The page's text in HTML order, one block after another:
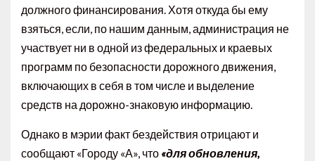
должного финансирования. Хотя откуда бы ему
взяться, если, по нашим данным, администрация не
участвует ни в одной из федеральных и краевых
программ по безопасности дорожного движения,
включающих в себя в том числе и выделение
средств на дорожно-знаковую информацию.
Однако в мэрии факт бездействия отрицают и
сообщают «Городу «А», что «для обновления,